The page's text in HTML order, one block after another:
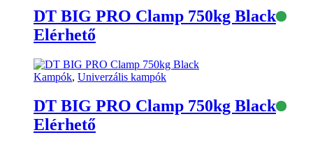
DT BIG PRO Clamp 750kg Black
Elérhető
Kampók, Univerzális kampók
DT BIG PRO Clamp 750kg Black
Elérhető